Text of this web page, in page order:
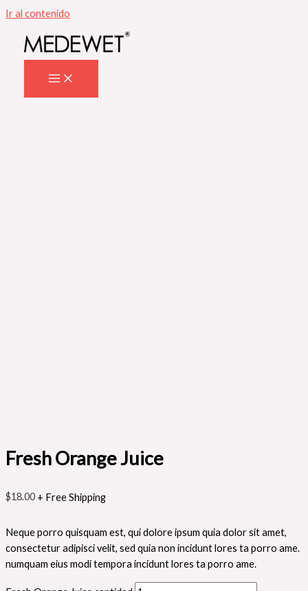
Ir al contenido
Fresh Orange Juice
$18.00 + Free Shipping
Neque porro quisquam est, qui dolore ipsum quia dolor sit amet,
consectetur adipisci velit, sed quia non incidunt lores ta porro ame.
numquam eius modi tempora incidunt lores ta porro ame.